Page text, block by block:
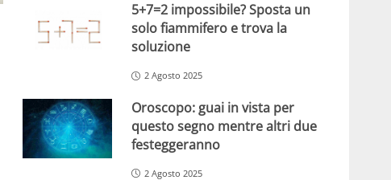
5+7=2 impossibile? Sposta un
solo fiammifero e trova la
soluzione
2 Agosto 2025
Oroscopo: guai in vista per
questo segno mentre altri due
festeggeranno
2 Agosto 2025